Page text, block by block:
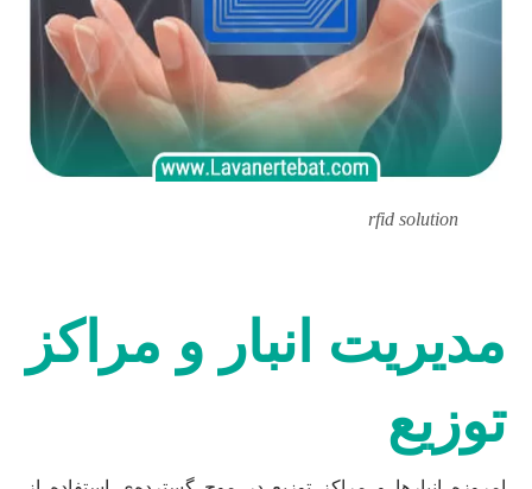
rfid solution
مدیریت انبار و مراکز
توزیع